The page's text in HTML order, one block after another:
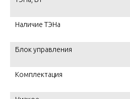
Наличие ТЭНа
Блок управления
Комплектация